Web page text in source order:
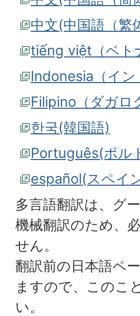
中文(中国語（繁
tiếng việt（ベト
Indonesia（イン
Filipino（ダガロ
한국(韓国語)
Português(ポル
español(スペイ
多言語翻訳は、グ
機械翻訳のため、
せん。
翻訳前の日本語ペ
ますので、このこ
い。